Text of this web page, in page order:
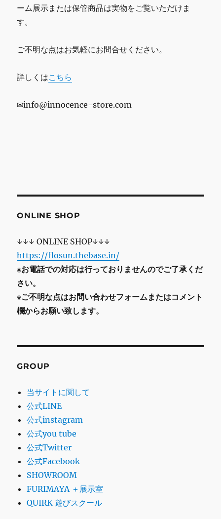
ーム展示または保管商品は実物をご覧いただけま
す。
ご不明な点はお気軽にお問合せください。
詳しくはこちら
✉info@innocence-store.com
ONLINE SHOP
↓↓↓ ONLINE SHOP↓↓↓
https://flosun.thebase.in/
※お電話での対応は行っておりませんのでご了承くだ
さい。
※ご不明な点はお問い合わせフォームまたはコメント
欄からお願い致します。
GROUP
当サイトに関して
公式LINE
公式instagram
公式you tube
公式Twitter
公式Facebook
SHOWROOM
FURIMAYA ＋展示室
QUIRK 遊びスクール